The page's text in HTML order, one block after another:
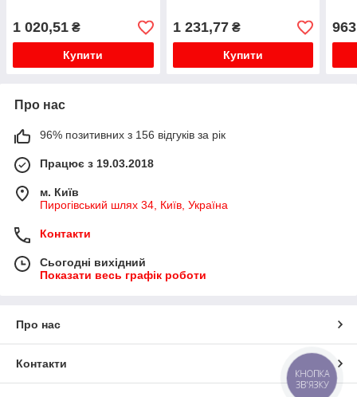
1 020,51 ₴
Купити
1 231,77₴
Купити
Про нас
96% позитивних з 156 відгуків за рік
Працює з 19.03.2018
м. Київ
Пирогівський шлях 34, Київ, Україна
Контакти
Сьогодні вихідний
Показати весь графік роботи
Про нас
Контакти
КНОПКА
ЗВ'ЯЗКУ